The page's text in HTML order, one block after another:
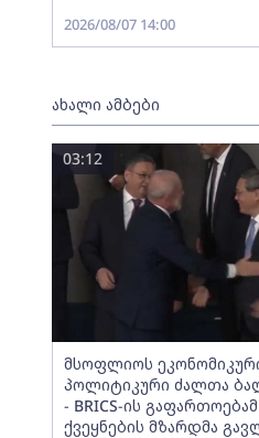
2026/08/07 14:00
ახალი ამბები
მსოფლიოს
პოლიტიკური ძალთა
- BRICS-ის
ქვეყნების მზარდმა
03:12